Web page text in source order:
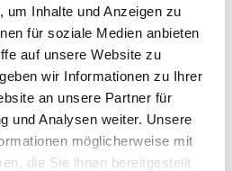
um Inhalte und Anzeigen zu
für soziale Medien anbieten
auf unsere Website zu
wir Informationen zu Ihrer
an unsere Partner für
und Analysen weiter. Unsere
möglicherweise mit
die Sie ihnen bereitgestellt
Sie auch